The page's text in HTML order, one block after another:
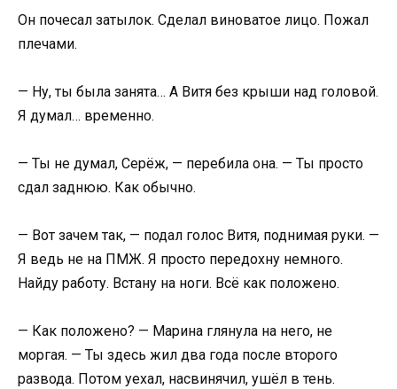
Он почесал затылок. Сделал виноватое лицо. Пожал
плечами.
— Ну, ты была занята… А Витя без крыши над головой.
Я думал… временно.
— Ты не думал, Серёж, — перебила она. — Ты просто
сдал заднюю. Как обычно.
— Вот зачем так, — подал голос Витя, поднимая руки. —
Я ведь не на ПМЖ. Я просто передохну немного.
Найду работу. Встану на ноги. Всё как положено.
— Как положено? — Марина глянула на него, не
моргая. — Ты здесь жил два года после второго
развода. Потом уехал, насвинячил, ушёл в тень.